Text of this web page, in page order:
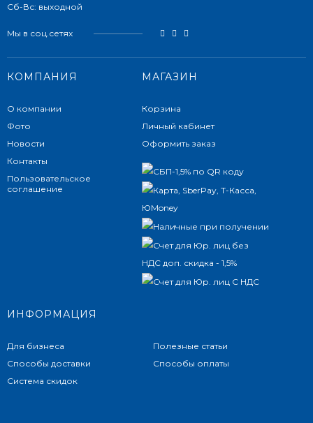
Сб-Вс: выходной
Мы в соц.сетях
КОМПАНИЯ
О компании
Фото
Новости
Контакты
Пользовательское
соглашение
МАГАЗИН
Корзина
Личный кабинет
Оформить заказ
ИНФОРМАЦИЯ
Для бизнеса
Способы доставки
Система скидок
Полезные статьи
Способы оплаты